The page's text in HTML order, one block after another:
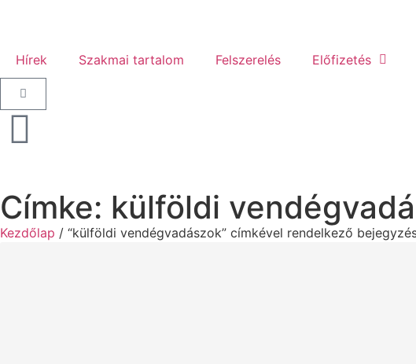
Hírek Szakmai tartalom Felszerelés Előfizetés
Címke: külföldi
Kezdőlap / “külföldi vendégvadászok” címkével rendelkező